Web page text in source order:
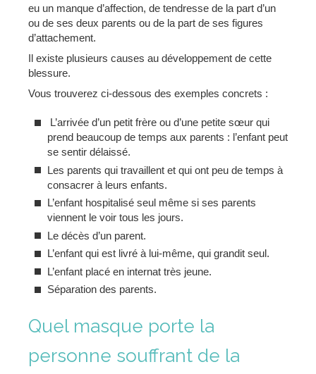
eu un manque d’affection, de tendresse de la part d’un
ou de ses deux parents ou de la part de ses figures
d’attachement.
Il existe plusieurs causes au développement de cette
blessure.
Vous trouverez ci-dessous des exemples concrets :
L’arrivée d’un petit frère ou d’une petite sœur qui
prend beaucoup de temps aux parents : l’enfant peut
se sentir délaissé.
Les parents qui travaillent et qui ont peu de temps à
consacrer à leurs enfants.
L’enfant hospitalisé seul même si ses parents
viennent le voir tous les jours.
Le décès d’un parent.
L’enfant qui est livré à lui-même, qui grandit seul.
L’enfant placé en internat très jeune.
Séparation des parents.
Quel masque porte la
personne souffrant de la